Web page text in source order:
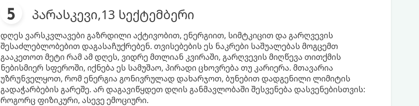
პარასკევი,13 სექტემბერი
დღეს ვარსკვლავები გაზრდილი აქტივობით, ენერგიით, სიმტკიცით და გარღვევის
შესაძლებლობებით დაგასაჩუქრებენ. თვისებების ეს ნაკრები საშუალებას მოგცემთ
გააკეთოთ მეტი რამ ამ დღეს, ვიდრე მთლიან კვირაში, გარღვევის მიღწევა თითქმის
ნებისმიერ სფეროში, იქნება ეს სამუშაო, პირადი ცხოვრება თუ კარიერა. მთავარია
უზრუნველყოთ, რომ ენერგია გონივრულად დახარჯოთ, ბუნებით დადგენილი ლიმიტის
გადაჭარბების გარეშე. არ დაგავიწყდეთ დღის განმავლობაში შესვენება დასვენებისთვის:
როგორც ფიზიკური, ასევე ემოციური.